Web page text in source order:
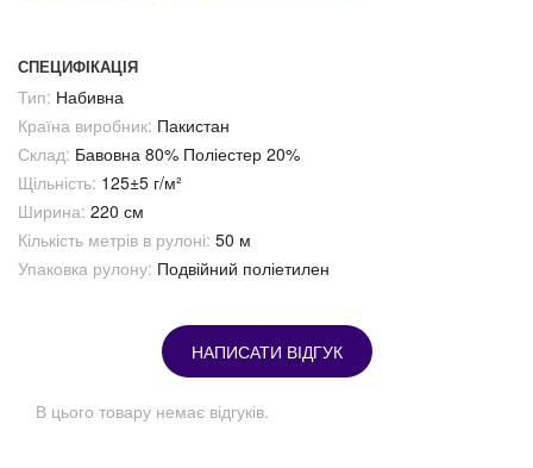
СПЕЦИФІКАЦІЯ
Тип: Набивна
Країна виробник: Пакистан
Склад: Бавовна 80% Поліестер 20%
Щільність: 125±5 г/м²
Ширина: 220 см
Кількість метрів в рулоні: 50 м
Упаковка рулону: Подвійний поліетилен
НАПИСАТИ ВІДГУК
В цього товару немає відгуків.